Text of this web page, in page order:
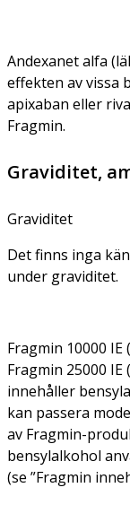
Andexanet alfa
effekten av vissa
apixaban eller
Fragmin.
Graviditet,
Graviditet
Det finns inga
under graviditet.
Fragmin 10000
Fragmin 25000
innehåller
kan passera
av Fragmin-
bensylalkohol
(se ”Fragmin